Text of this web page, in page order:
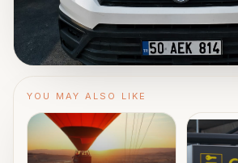
YOU MAY ALSO LIKE